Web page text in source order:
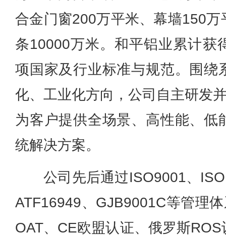
合金门窗200万平米、幕墙150
条10000万米。和平铝业累计获
项国家及行业标准与规范。围绕
化、工业化方向，公司自主研发
为客户提供全场景、高性能、低
统解决方案。
公司先后通过ISO9001、
ATF16949、GJB9001C等管理
OAT、CE欧盟认证、俄罗斯